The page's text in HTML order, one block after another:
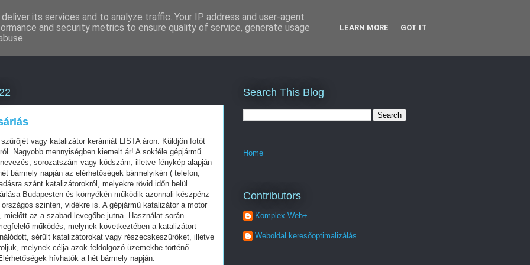
vagy katalizátor kerámiát LISTA áron. Küldjön fotót
Nagyobb mennyiségben kiemelt ár! A sokféle gépjármű
sorozatszám vagy kódszám, illetve fénykép alapján
bármely napján az elérhetőségek bármelyikén ( telefon,
szánt katalizátorokról, melyekre rövid időn belül
Budapesten és környékén működik azonnali készpénz
szinten, vidékre is. A gépjármű katalizátor a motor
az a szabad levegőbe jutna. Használat során
működés, melynek következtében a katalizátort
sérült katalizátorokat vagy részecskeszűrőket, illetve
melynek célja azok feldolgozó üzemekbe történő
hívhatók a hét bármely napján.
Search This Blog
Home
Contributors
Komplex Web+
Weboldal keresőoptimalizálás
its services and to analyze traffic. Your IP address and user-agent
and security metrics to ensure quality of service, generate usage
LEARN MORE GOT IT